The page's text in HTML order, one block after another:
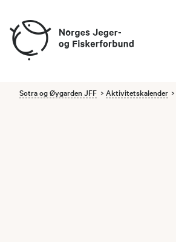
Sotra og Øygarden JFF Aktivitetskalender